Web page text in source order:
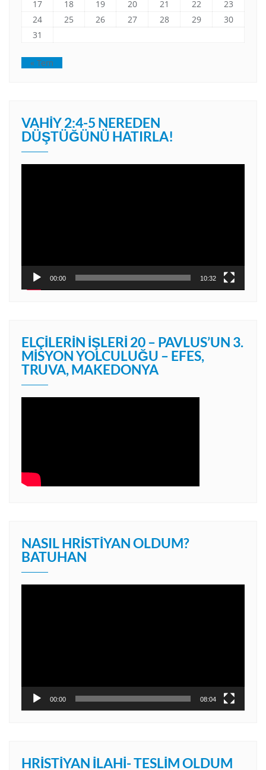
17 18 19 20 21 22
23
24
25 26 27 28 29
30
31
« Tem
VAHIY 2:4-5 NEREDEN
DÜŞTÜĞÜNÜ HATIRLA!
00:00 10:32
ELÇILERIN İŞLERI 20 – PAVLUS’UN 3.
MISYON YOLCULUĞU – EFES,
TRUVA, MAKEDONYA
NASIL HRISTIYAN OLDUM?
BATUHAN
00:00 08:04
HRISTIYAN İLAHI- TESLIM OLDUM